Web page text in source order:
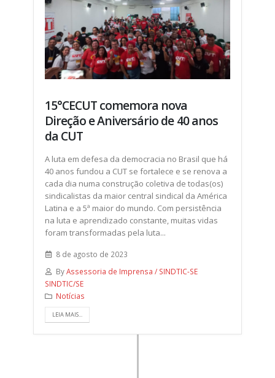
15°CECUT comemora nova
Direção e Aniversário de 40 anos
da CUT
A luta em defesa da democracia no Brasil que há
40 anos fundou a CUT se fortalece e se renova a
cada dia numa construção coletiva de todas(os)
sindicalistas da maior central sindical da América
Latina e a 5ª maior do mundo. Com persistência
na luta e aprendizado constante, muitas vidas
foram transformadas pela luta...
8 de agosto de 2023
ByAssessoria de Imprensa / SINDTIC-SE
SINDTIC/SE
Notícias
LEIA MAIS...